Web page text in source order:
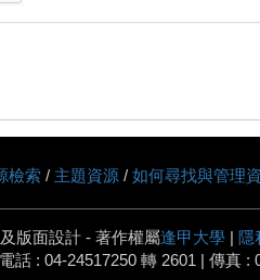
檢索 / 主題資源 / 如何尋找與管理
版面設計 - 著作權屬逢甲大學 | 隱
話 : 04-24517250 轉 2601 | 傳真 :